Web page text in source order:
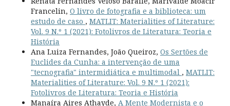
Francelin, O livro de fotografia e a biblioteca: um
estudo de caso , MATLIT: Materialities of Literature:
Vol. 9 N.º 1 (2021): Fotolivros de Literatura: Teoria e
História
Ana Luiza Fernandes, João Queiroz, Os Sertões de
Euclides da Cunha: a intervenção de uma
"tecnografia" intermidiática e multimodal , MATLIT:
Materialities of Literature: Vol. 9 N.º 1 (2021):
Fotolivros de Literatura: Teoria e História
Manaíra Aires Athayde, A Mente Modernista e o